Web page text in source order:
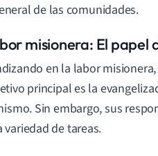
de las comunidades.
misionera: El papel
en la labor
principal es la
Sin embargo, sus
variedad de tareas.